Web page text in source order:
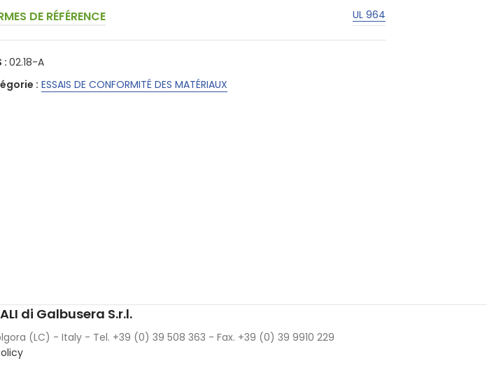
DE RÉFÉRENCE UL 964
:02.18-A
: ESSAIS DE CONFORMITÉ DES MATÉRIAUX
di Galbusera S.r.l.
(LC) - Italy - Tel. +39 (0) 39 508 363 - Fax. +39 (0) 39 9910 229